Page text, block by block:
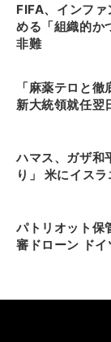
FIFA、インフ
める「組織的か
非難
「麻薬テロと
新大統領就任翌
ハマス、ガザ和
り」 米にイス
パトリオット保
審ドローン ドイ